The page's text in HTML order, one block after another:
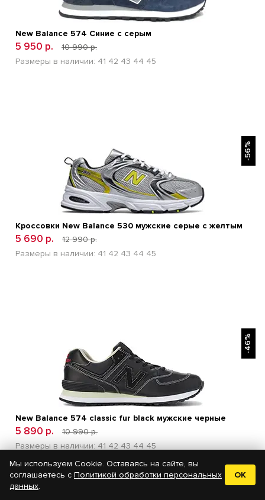
New Balance 574 Синие с серым
5 950 р.
10 990 р.
Размеры в наличии: 41 42 43 44 45
-56%
Кроссовки New Balance 530 мужские серые с желтым
5 690 р.
12 990 р.
Размеры в наличии: 41 42 43 44 45
-46%
New Balance 574 classic fur black мужские черные
5 890 р.
10 990 р.
Размеры в наличии: 41 42 43 44 45
Мы используем Cookie. Оставаясь на сайте, вы
соглашаетесь с Политикой обработки персональных
данных.
OK